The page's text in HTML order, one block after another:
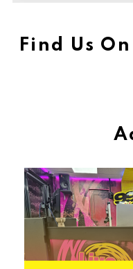
Find Us